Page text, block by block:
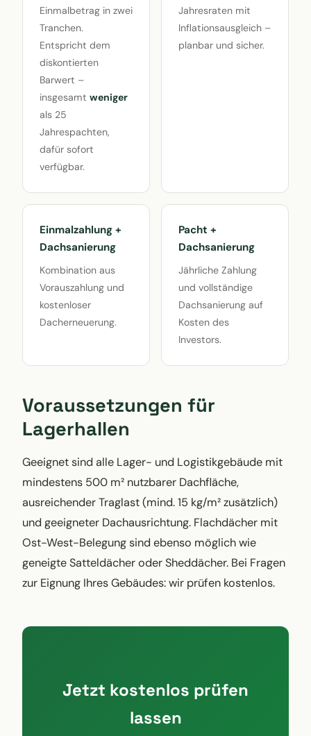
Einmalbetrag in zwei
Tranchen.
Entspricht dem
diskontierten
Barwert –
insgesamt weniger
als 25
Jahrespachten,
dafür sofort
verfügbar.
Jahresraten mit
Inflationsausgleich –
planbar und sicher.
Einmalzahlung +
Dachsanierung
Kombination aus
Vorauszahlung und
kostenloser
Dacherneuerung.
Pacht +
Dachsanierung
Jährliche Zahlung
und vollständige
Dachsanierung auf
Kosten des
Investors.
Voraussetzungen für
Lagerhallen
Geeignet sind alle Lager- und Logistikgebäude mit
mindestens 500 m² nutzbarer Dachfläche,
ausreichender Traglast (mind. 15 kg/m² zusätzlich)
und geeigneter Dachausrichtung. Flachdächer mit
Ost-West-Belegung sind ebenso möglich wie
geneigte Satteldächer oder Sheddächer. Bei Fragen
zur Eignung Ihres Gebäudes: wir prüfen kostenlos.
Jetzt kostenlos prüfen
lassen